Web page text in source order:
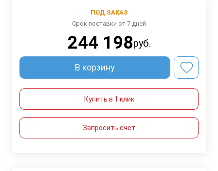
ПОД ЗАКАЗ
Срок поставки от 7 дней
244 198руб.
В корзину
Купить в 1 клик
Запросить счет